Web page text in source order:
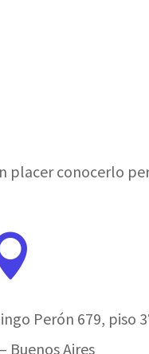
placer conocerlo
Perón 679, piso
Buenos Aires